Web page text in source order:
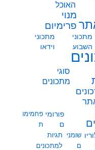
האוכל
מנוי
פרימיום
מתכוני
השבוע
מתכוני
וידאו
סוגי
מתכונים
פורומי
ם
פחמימו
ת
שומני
ם
תגיות
למתכונים